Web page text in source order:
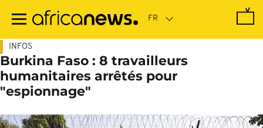
contenu
INFOS
Burkina Faso : 8 travailleurs
humanitaires arrêtés pour
"espionnage"